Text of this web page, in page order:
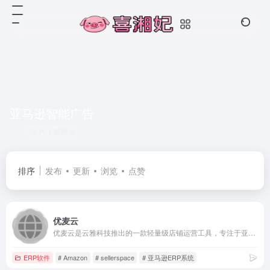
排序 发布 更新 浏览 点赞
优麦云
ERP软件 # Amazon # sellerspace # 亚马逊ERP系统